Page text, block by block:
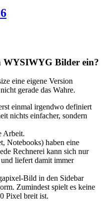
WYSIWYG Bilder ein?
eine eigene Version
nicht gerade das Wahre.
einmal irgendwo definiert
nichts einfacher, sondern
Arbeit.
Notebooks) haben eine
Rechnerei kann sich nur
liefert damit immer
Bild in den Sidebar
Zumindest spielt es keine
Pixel breit ist.